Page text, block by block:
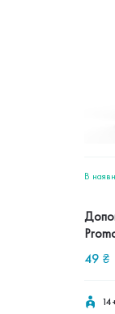
В
49 ₴